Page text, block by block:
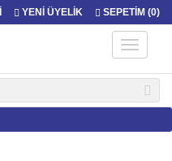
YENİ ÜYELİK SEPETİM (0)